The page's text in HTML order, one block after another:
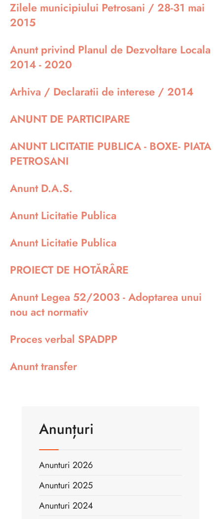
Zilele municipiului Petrosani / 28-31 mai
2015
Anunt privind Planul de Dezvoltare Locala
2014 - 2020
Arhiva / Declaratii de interese / 2014
ANUNT DE PARTICIPARE
ANUNT LICITATIE PUBLICA - BOXE- PIATA
PETROSANI
Anunt D.A.S.
Anunt Licitatie Publica
Anunt Licitatie Publica
PROIECT DE HOTĂRÂRE
Anunt Legea 52/2003 - Adoptarea unui
nou act normativ
Proces verbal SPADPP
Anunt transfer
Anunțuri
Anunturi 2026
Anunturi 2025
Anunturi 2024